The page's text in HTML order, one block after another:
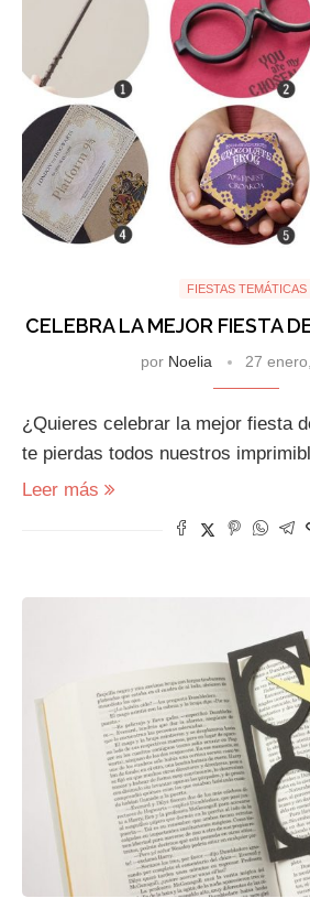
FIESTAS TEMÁTICAS
CELEBRA LA MEJOR FIESTA
por Noelia 27
¿Quieres celebrar la mejor fiesta
te pierdas todos nuestros
Leer más